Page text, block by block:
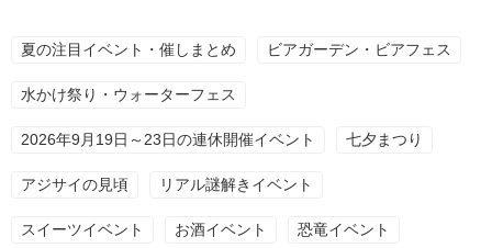
夏の注目イベント・催しまとめ ビアガーデン・ビアフェス
水かけ祭り・ウォーターフェス
2026年9月19日～23日の連休開催イベント 七夕まつり
アジサイの見頃 リアル謎解きイベント
スイーツイベント お酒イベント 恐竜イベント